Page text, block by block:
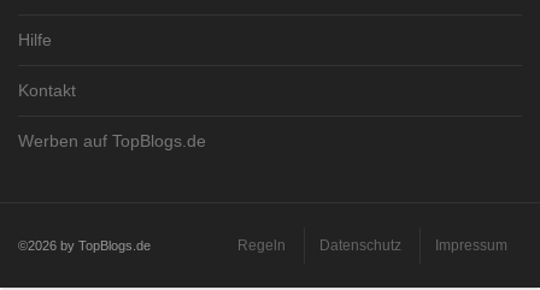
Hilfe
Kontakt
Werben auf TopBlogs.de
©2026 by TopBlogs.de Regeln Datenschutz Impressum